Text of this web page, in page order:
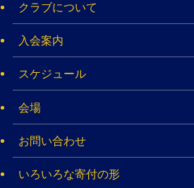
クラブについて
入会案内
スケジュール
会場
お問い合わせ
いろいろな寄付の形